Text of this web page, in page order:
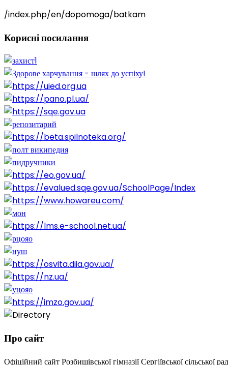
/index.php/en/dopomoga/batkam
Корисніпосилання
Про сайт
Офіційний сайт Розбишівської гімназії Сергіївської сільської